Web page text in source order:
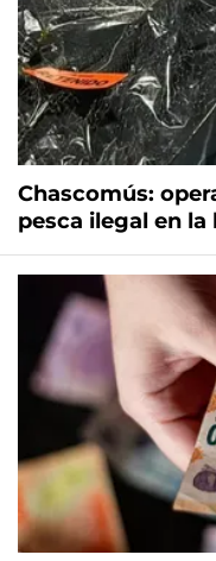
Chascomús:
pesca ilegal en la